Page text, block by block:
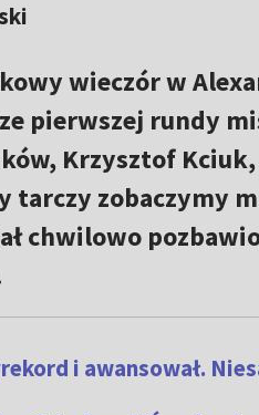
wieczór w
pierwszej rundy
Krzysztof
tarczy zobaczymy
chwilowo
i awansował.